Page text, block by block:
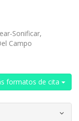
Sonificar,
Campo
formatos de cita